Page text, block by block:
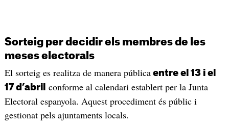
Sorteig per decidir els membres de les
meses electorals
El sorteig es realitza de manera pública entre el 13 i el
17 d’abril conforme al calendari establert per la Junta
Electoral espanyola. Aquest procediment és públic i
gestionat pels ajuntaments locals.